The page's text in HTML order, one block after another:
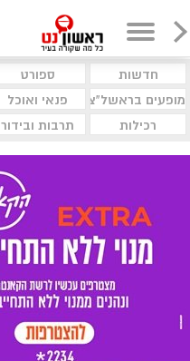
חדשות ספורט
מופעים בראשל"צ
פנאי ואוכל
רכילות
תרבות ובידור